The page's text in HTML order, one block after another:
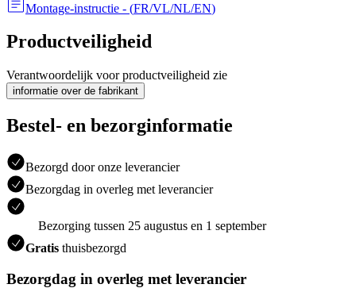
Montage-instructie - (FR/VL/NL/EN)
Productveiligheid
Verantwoordelijk voor productveiligheid zie
informatie over de fabrikant
Bestel- en bezorginformatie
Bezorgd door onze leverancier
Bezorgdag in overleg met leverancier
Bezorging tussen 25 augustus en 1 september
Gratis thuisbezorgd
Bezorgdag in overleg met leverancier